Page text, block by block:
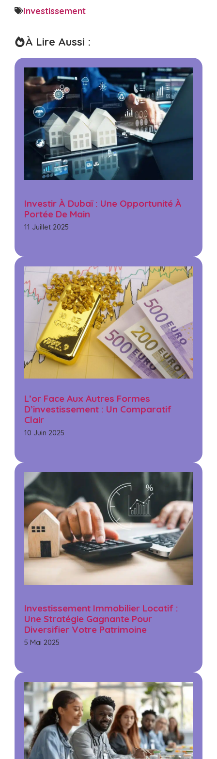
Investissement
À Lire Aussi :
Investir À Dubaï : Une Opportunité À
Portée De Main
11 Juillet 2025
L’or Face Aux Autres Formes
D’investissement : Un Comparatif
Clair
10 Juin 2025
Investissement Immobilier Locatif :
Une Stratégie Gagnante Pour
Diversifier Votre Patrimoine
5 Mai 2025